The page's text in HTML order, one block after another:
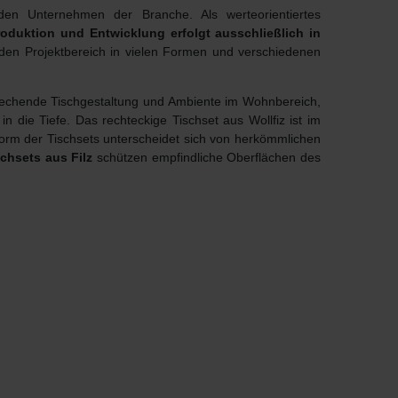
Unternehmen der Branche. Als werteorientiertes
und Entwicklung erfolgt ausschließlich in
Projektbereich in vielen Formen und verschiedenen
Tischgestaltung und Ambiente im Wohnbereich,
die Tiefe. Das rechteckige Tischset aus Wollfiz ist im
der Tischsets unterscheidet sich von herkömmlichen
aus Filz schützen empfindliche Oberflächen des